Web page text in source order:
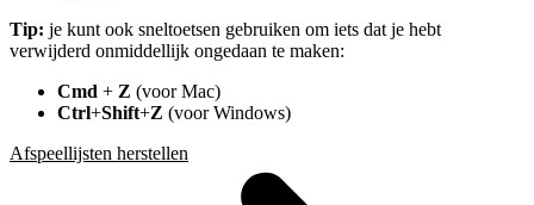
Tip: je kunt ook sneltoetsen gebruiken om iets dat je hebt
verwijderd onmiddellijk ongedaan te maken:
Cmd + Z (voor Mac)
Ctrl+Shift+Z (voor Windows)
Afspeellijsten herstellen